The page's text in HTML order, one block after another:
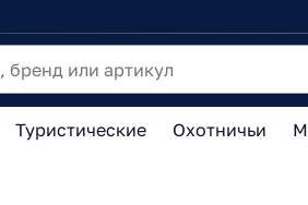
Туристические Охотничьи